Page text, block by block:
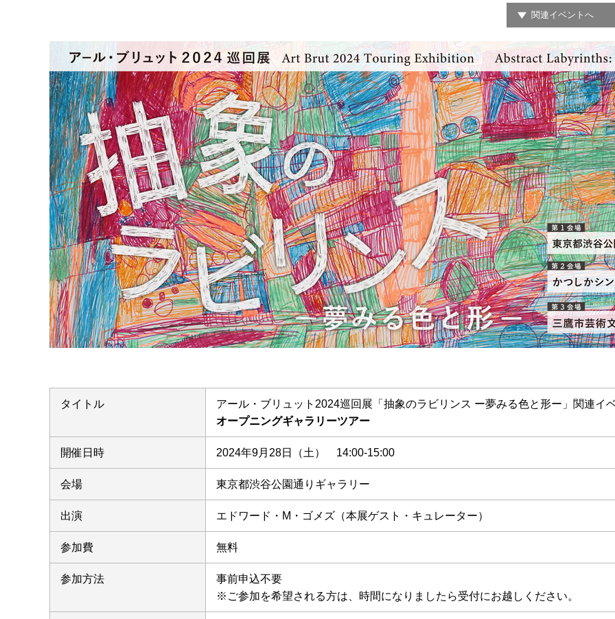
関連イベントへ
タイトル
アール・ブリュット2024巡回展「抽象のラビリンス ー夢みる色と形ー」関連イ
オープニングギャラリーツアー
開催日時 2024年9月28日（土） 14:00-15:00
会場 東京都渋谷公園通りギャラリー
出演 エドワード・M・ゴメズ（本展ゲスト・キュレーター）
参加費 無料
参加方法
事前申込不要
※ご参加を希望される方は、時間になりましたら受付にお越しください。